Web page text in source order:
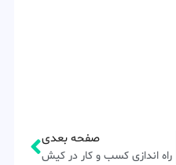
صفحه بعدی
راه اندازی کسب و کار در کیش